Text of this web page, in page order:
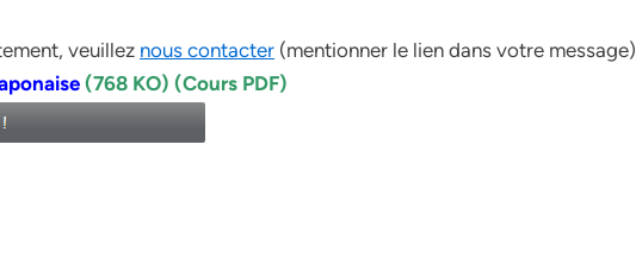
veuillez nous contacter (mentionner le lien dans votre message)
(768 KO) (Cours PDF)